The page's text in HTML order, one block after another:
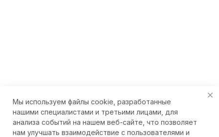
Мы используем файлы cookie, разработанные
нашими специалистами и третьими лицами, для
анализа событий на нашем веб-сайте, что позволяет
нам улучшать взаимодействие с пользователями и